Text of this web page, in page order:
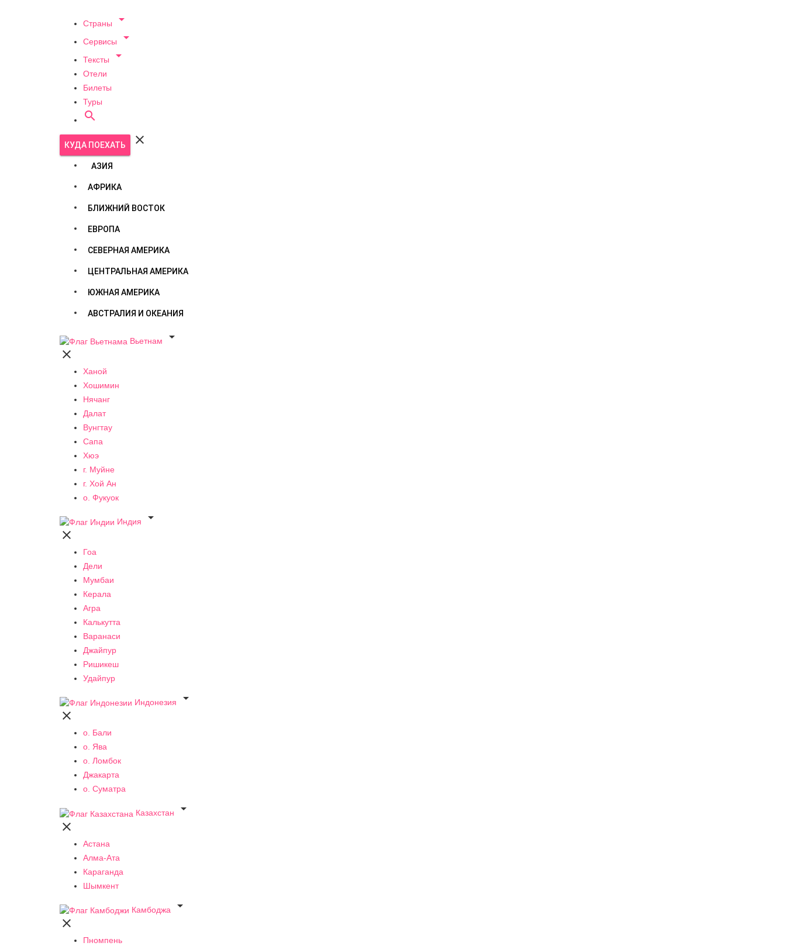
Страны 
Сервисы 
Тексты 
Отели
Билеты
Туры

КУДА ПОЕХАТЬ 
АЗИЯ
АФРИКА
БЛИЖНИЙ ВОСТОК
ЕВРОПА
СЕВЕРНАЯ АМЕРИКА
ЦЕНТРАЛЬНАЯ АМЕРИКА
ЮЖНАЯ АМЕРИКА
АВСТРАЛИЯ И ОКЕАНИЯ
Вьетнам


Ханой
Хошимин
Нячанг
Далат
Вунгтау
Сапа
Хюэ
г. Муйне
г. Хой Ан
о. Фукуок
Индия


Гоа
Дели
Мумбаи
Керала
Агра
Калькутта
Варанаси
Джайпур
Ришикеш
Удайпур
Индонезия


о. Бали
о. Ява
о. Ломбок
Джакарта
о. Суматра
Казахстан


Астана
Алма-Ата
Караганда
Шымкент
Камбоджа


Пномпень